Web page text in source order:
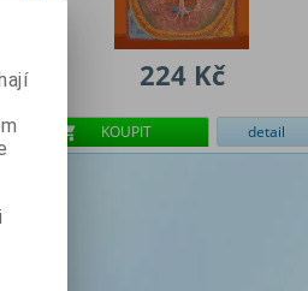
224 Kč
KOUPIT detail